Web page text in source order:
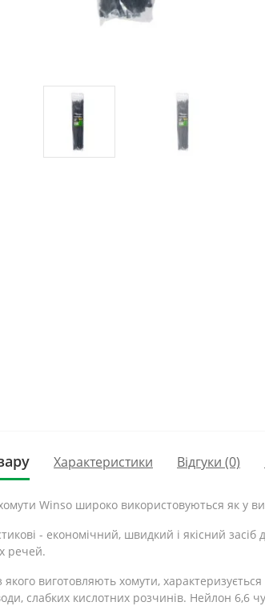
Характеристики Відгуки (0)
Winso широко використовуються як у
- економічний, швидкий і якісний засіб
речей.
виготовляють хомути,
слабких кислотних розчинів. Нейлон 6,6